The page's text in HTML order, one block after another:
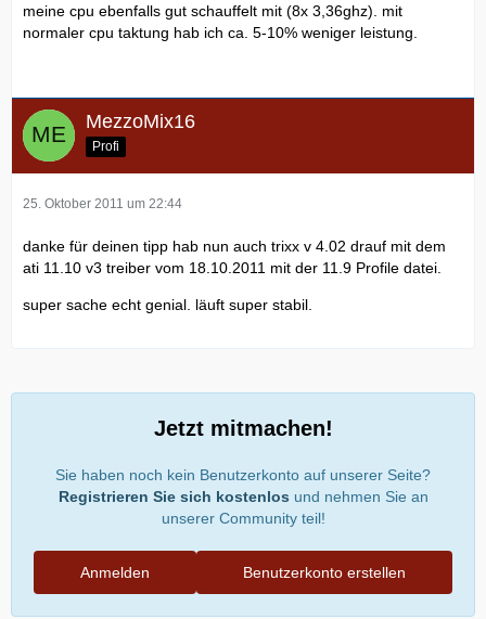
meine cpu ebenfalls gut schauffelt mit (8x 3,36ghz). mit
normaler cpu taktung hab ich ca. 5-10% weniger leistung.
MezzoMix16
Profi
25. Oktober 2011 um 22:44
danke für deinen tipp hab nun auch trixx v 4.02 drauf mit dem
ati 11.10 v3 treiber vom 18.10.2011 mit der 11.9 Profile datei.
super sache echt genial. läuft super stabil.
Jetzt mitmachen!
Sie haben noch kein Benutzerkonto auf unserer Seite?
Registrieren Sie sich kostenlos und nehmen Sie an
unserer Community teil!
Benutzerkonto erstellen
Anmelden